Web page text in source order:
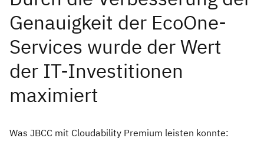
Was JBCC mit Cloudability Premium leisten konnte: